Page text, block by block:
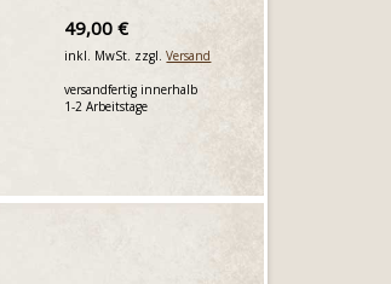
49,00 €
inkl. MwSt. zzgl.Versand
versandfertig innerhalb
1-2 Arbeitstage